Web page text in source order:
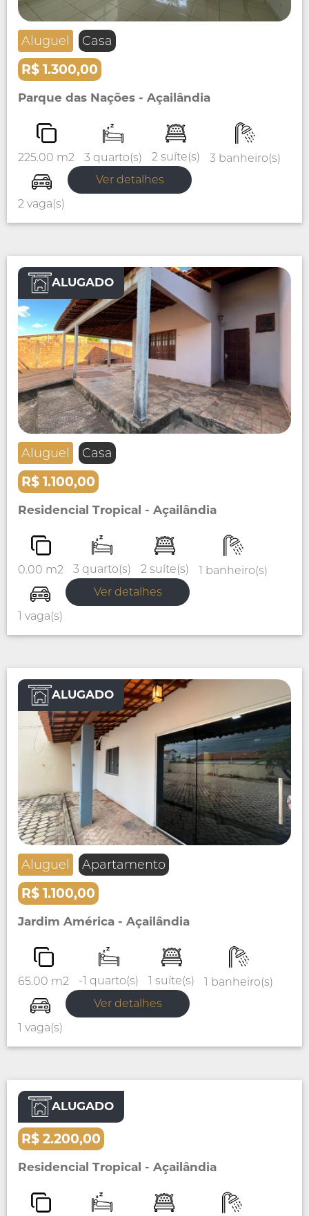
Aluguel Casa
R$ 1.300,00
Parque das Nações - Açailândia
225.00 m2 3 quarto(s) 2 suíte(s) 3 banheiro(s)
2 vaga(s)
Ver detalhes
ALUGADO
Aluguel Casa
R$ 1.100,00
Residencial Tropical - Açailândia
0.00 m2 3 quarto(s) 2 suíte(s) 1 banheiro(s)
1 vaga(s)
Ver detalhes
ALUGADO
Aluguel Apartamento
R$ 1.100,00
Jardim América - Açailândia
65.00 m2 -1 quarto(s) 1 suíte(s) 1 banheiro(s)
1 vaga(s)
Ver detalhes
ALUGADO
Aluguel Casa
R$ 2.200,00
Residencial Tropical - Açailândia